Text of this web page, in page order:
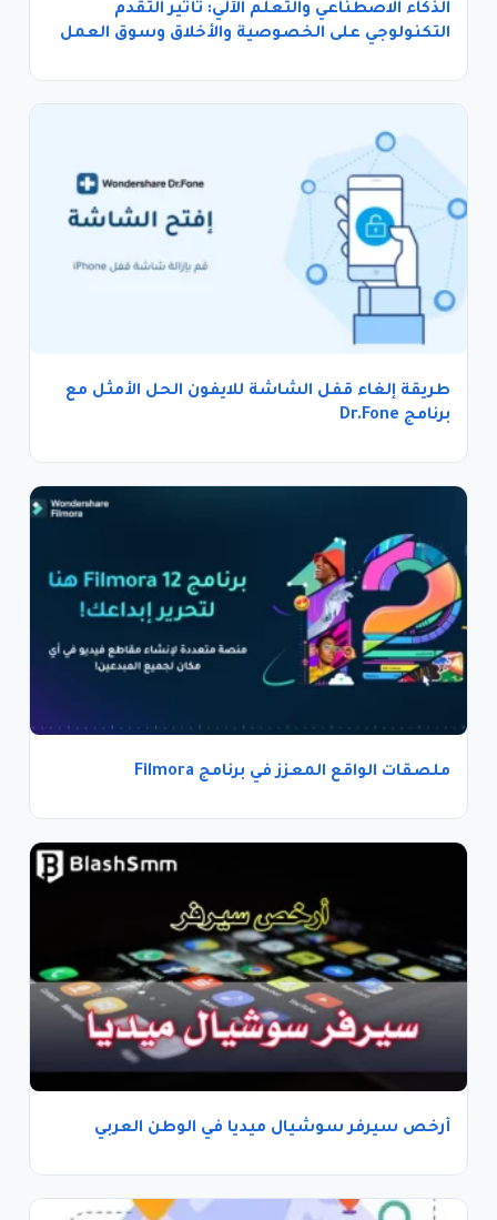
الذكاء الاصطناعي والتعلم الآلي: تأثير التقدم
التكنولوجي على الخصوصية والأخلاق وسوق العمل
طريقة إلغاء قفل الشاشة للايفون الحل الأمثل مع
برنامج Dr.Fone
ملصقات الواقع المعزز في برنامج Filmora
أرخص سيرفر سوشيال ميديا في الوطن العربي